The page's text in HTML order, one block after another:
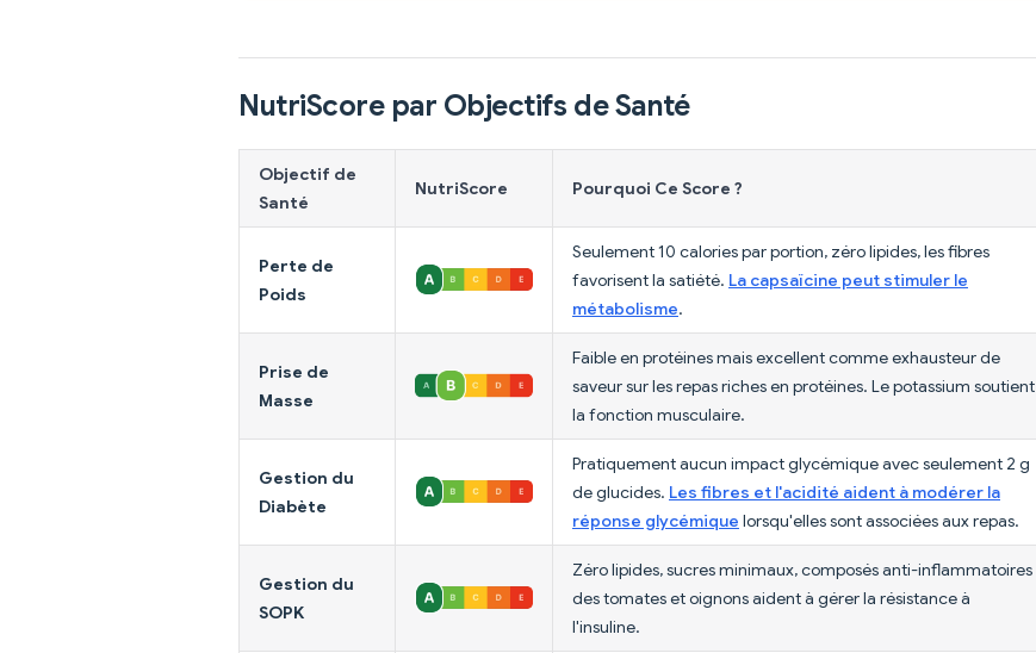
NutriScore par Objectifs de Santé
Objectif de
Santé
NutriScore Pourquoi Ce Score ?
Perte de
Poids
Seulement 10 calories par portion, zéro lipides, les fibres
favorisent la satiété. La capsaïcine peut stimuler le
métabolisme.
Prise de
Masse
Faible en protéines mais excellent comme exhausteur de
saveur sur les repas riches en protéines. Le potassium soutient
la fonction musculaire.
Gestion du
Diabète
Pratiquement aucun impact glycémique avec seulement 2 g
de glucides. Les fibres et l'acidité aident à modérer la
réponse glycémique lorsqu'elles sont associées aux repas.
Gestion du
SOPK
Zéro lipides, sucres minimaux, composés anti-inflammatoires
des tomates et oignons aident à gérer la résistance à
l'insuline.